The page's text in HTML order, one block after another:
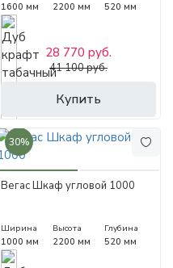
1600 мм 2200 мм 520 мм
Купить
28 770 руб.
41 100 руб.
30%
Вегас Шкаф угловой 1000
Ширина
1000 мм
Высота
2200 мм
Глубина
520 мм